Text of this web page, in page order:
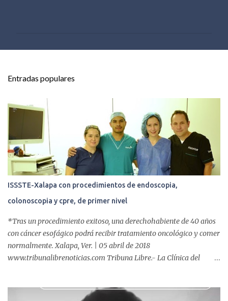
s
Entradas populares
ISSSTE-Xalapa con procedimientos de endoscopia,
colonoscopia y cpre, de primer nivel
*Tras un procedimiento exitoso, una derechohabiente de 40 años
con cáncer esofágico podrá recibir tratamiento oncológico y comer
normalmente. Xalapa, Ver. | 05 abril de 2018
www.tribunalibrenoticias.com Tribuna Libre.- La Clínica del
incluyen endoscopia, colonoscopia y colangiopancreatografía